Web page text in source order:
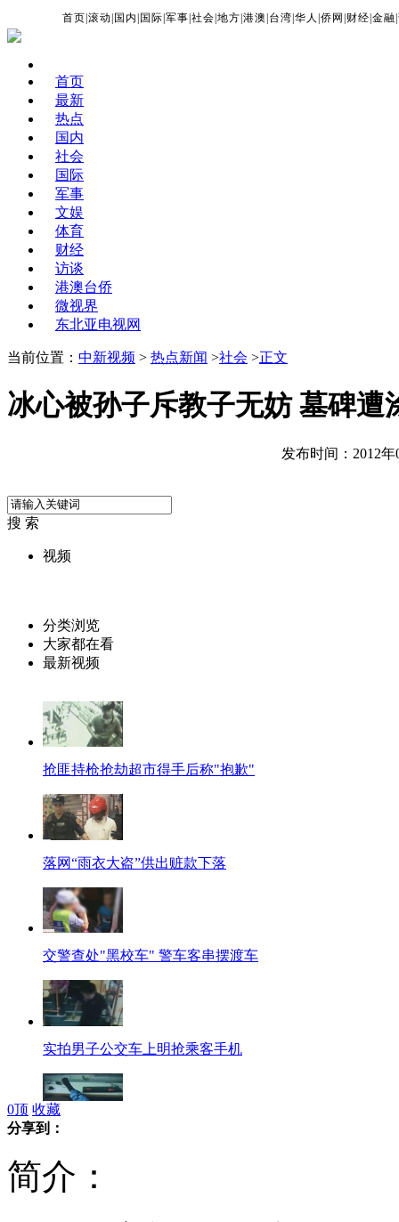
首页 |滚动 国内 国际 |军事 |社会 |地方 |港澳 台湾 |华人 |侨网 财经 |金融 |
首页
最新
热点
国内
社会
国际
军事
文娱
体育
财经
访谈
港澳台侨
微视界
东北亚电视网
当前位置： 中新视频 > 热点新闻 >社会 >正文
冰心被孙子斥教子无妨 墓碑遭
发布时间：2012年
搜 索
视频
分类浏览
大家都在看
最新视频
抢匪持枪抢劫超市得手后称"抱歉"
落网“雨衣大盗”供出赃款下落
交警查处"黑校车" 警车客串摆渡车
实拍男子公交车上明抢乘客手机
0顶 收藏
分享到：
简介：